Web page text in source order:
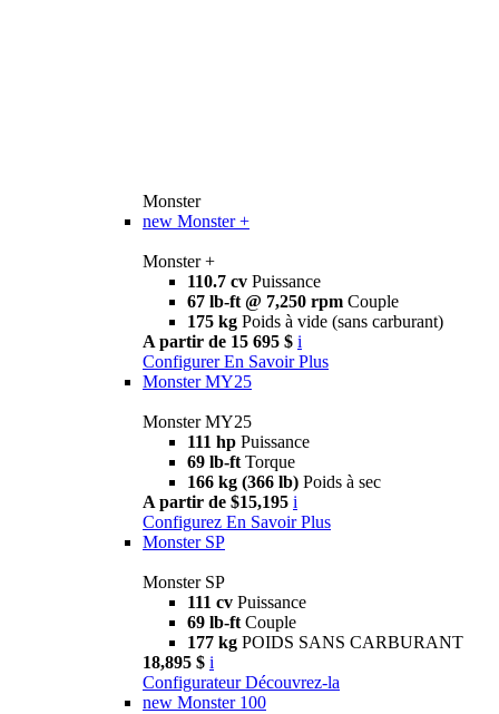
Monster
new Monster +
Monster +
110.7 cv Puissance
67 lb-ft @ 7,250 rpm Couple
175 kg Poids à vide (sans carburant)
A partir de 15 695 $ i
Configurer En Savoir Plus
Monster MY25
Monster MY25
111 hp Puissance
69 lb-ft Torque
166 kg (366 lb) Poids à sec
A partir de $15,195 i
Configurez En Savoir Plus
Monster SP
Monster SP
111 cv Puissance
69 lb-ft Couple
177 kg POIDS SANS CARBURANT
18,895 $ i
Configurateur Découvrez-la
new Monster 100